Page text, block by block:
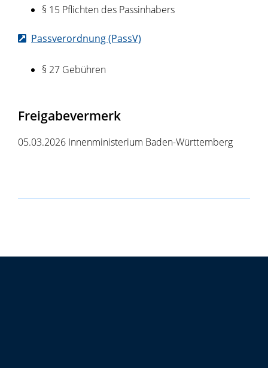
§ 15 Pflichten des Passinhabers
Passverordnung (PassV)
§ 27 Gebühren
Freigabevermerk
05.03.2026 Innenministerium Baden-Württemberg